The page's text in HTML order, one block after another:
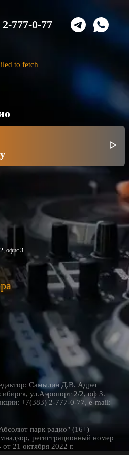
777-0-77
to fetch
офис 3.
Самылин Д.В. Адрес
ул.Аэропорт 2/2, оф 3.
+7(383) 2-777-0-77, e-mail:
парк радио" (16+)
регистрационный номер
21 октября 2022 г.